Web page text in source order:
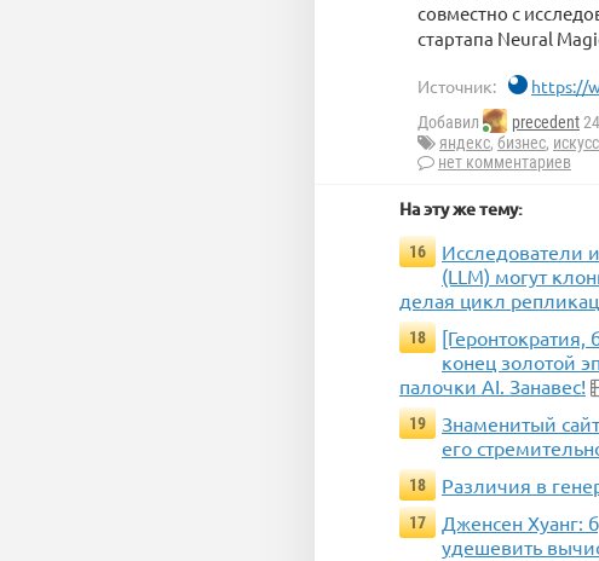
совместно с
стартапа Neural
Источник: https://
Добавил precedent
яндекс, бизнес,
нет комментариев
На эту же тему:
16
Исследователи
(LLM) могут
делая цикл
18
конец золотой
палочки AI. Занавес!
19
Знаменитый
его
18
Различия в
17
Дженсен Хуанг:
удешевить